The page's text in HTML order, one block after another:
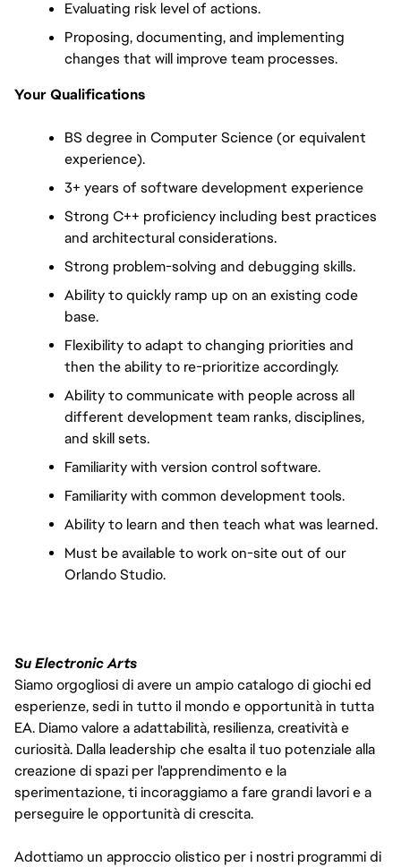
Evaluating risk level of actions.
Proposing, documenting, and implementing
changes that will improve team processes.
Your Qualifications
BS degree in Computer Science (or equivalent
experience).
3+ years of software development experience
Strong C++ proficiency including best practices
and architectural considerations.
Strong problem-solving and debugging skills.
Ability to quickly ramp up on an existing code
base.
Flexibility to adapt to changing priorities and
then the ability to re-prioritize accordingly.
Ability to communicate with people across all
different development team ranks, disciplines,
and skill sets.
Familiarity with version control software.
Familiarity with common development tools.
Ability to learn and then teach what was learned.
Must be available to work on-site out of our
Orlando Studio.
Su Electronic Arts
Siamo orgogliosi di avere un ampio catalogo di giochi ed
esperienze, sedi in tutto il mondo e opportunità in tutta
EA. Diamo valore a adattabilità, resilienza, creatività e
curiosità. Dalla leadership che esalta il tuo potenziale alla
creazione di spazi per l'apprendimento e la
sperimentazione, ti incoraggiamo a fare grandi lavori e a
perseguire le opportunità di crescita.
Adottiamo un approccio olistico per i nostri programmi di